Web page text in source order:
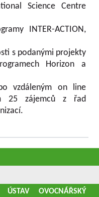
Science Centre
INTER-ACTION,
s podanými projekty
Horizon a
vzdáleným on line
25 zájemců z řad
OVOCNÁŘSKÝ